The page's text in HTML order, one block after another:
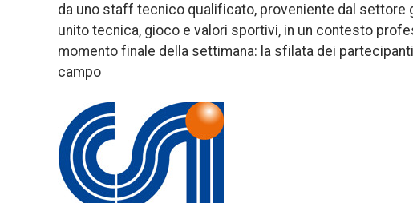
da uno staff tecnico qualificato, proveniente dal settore
unito tecnica, gioco e valori sportivi, in un contesto
momento finale della settimana: la sfilata dei
campo